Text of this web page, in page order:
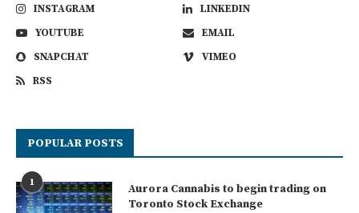
INSTAGRAM
LINKEDIN
YOUTUBE
EMAIL
SNAPCHAT
VIMEO
RSS
POPULAR POSTS
1
Aurora Cannabis to begin trading on
Toronto Stock Exchange